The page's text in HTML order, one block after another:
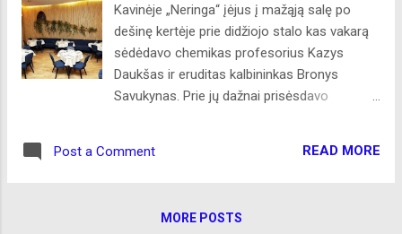
kitų gražių ir progresivių šalių tarpe, tarp kurių
yra Lietuva. Sveikintina Lietuvos pristatymo
užsienyje 2020-2030 m. strategija, kuria
siekiama teigiamai pristatyti Lietuvą ir jos
tautą pasauliui ir iniciatyva ruošiant šalies
yra labai svarbi ir pasaulio lietuvių
Kavinėje „Neringa“ įėjus į mažąją salę po
dešinę kertėje prie didžiojo stalo kas vakarą
sėdėdavo chemikas profesorius Kazys
Daukšas ir eruditas kalbininkas Bronys
Savukynas. Prie jų dažnai prisėsdavo
Batarūnas, kompozitoriai Benjaminas
Žalakevičius, Arūnas Žebriūnas, fotografas
Post a Comment READ MORE
MORE POSTS